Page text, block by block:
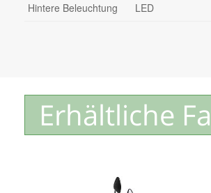
Hintere Beleuchtung
LED
Erhältliche